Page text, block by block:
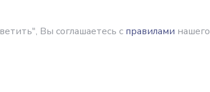
Вы соглашаетесь с правилами нашего